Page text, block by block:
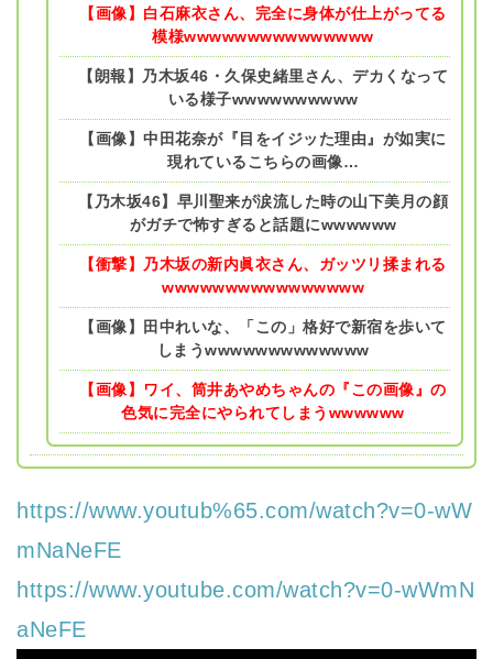
【画像】白石麻衣さん、完全に身体が仕上がってる
模様wwwwwwwwwwwwwww
【朗報】乃木坂46・久保史緒里さん、デカくなって
いる様子wwwwwwwwww
【画像】中田花奈が『目をイジッた理由』が如実に
現れているこちらの画像…
【乃木坂46】早川聖来が涙流した時の山下美月の顔
がガチで怖すぎると話題にwwwwww
【衝撃】乃木坂の新内眞衣さん、ガッツリ揉まれる
wwwwwwwwwwwwwwww
【画像】田中れいな、「この」格好で新宿を歩いて
しまうwwwwwwwwwwwww
【画像】ワイ、筒井あやめちゃんの『この画像』の
色気に完全にやられてしまうwwwwww
https://www.youtub%65.com/watch?v=0-wW
mNaNeFE
https://www.youtube.com/watch?v=0-wWmN
aNeFE